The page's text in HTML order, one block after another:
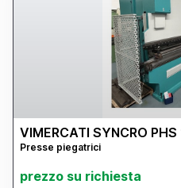
VIMERCATI SYNCRO
Presse piegatrici
prezzo su richiesta